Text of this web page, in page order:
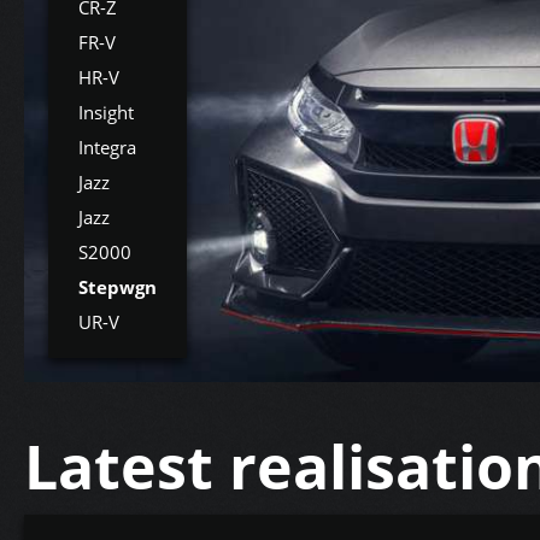
CR-Z
FR-V
HR-V
Insight
Integra
Jazz
Jazz
S2000
Stepwgn
UR-V
Latest